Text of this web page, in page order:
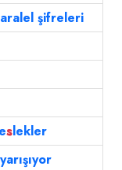
şifreleri
slekler